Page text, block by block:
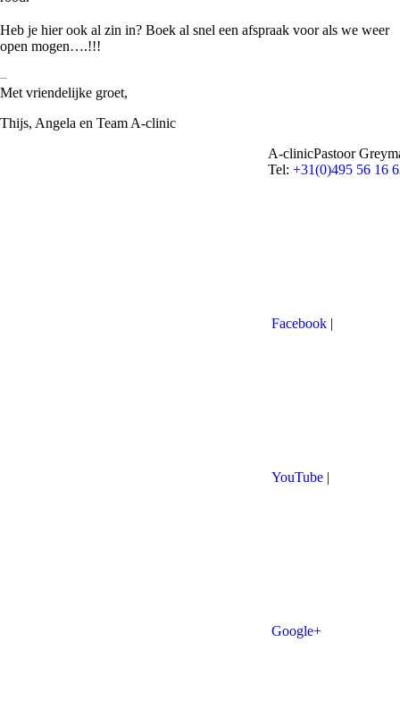
Heb je hier ook al zin in? Boek al snel een afspraak voor als we weer
open mogen….!!!
–
Met vriendelijke groet,
Thijs, Angela en Team A-clinic
A-clinicPastoor
Tel: +31(0)495 56 16
Facebook |
YouTube |
Google+